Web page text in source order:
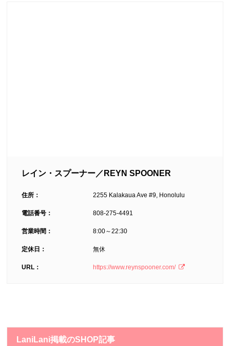
レイン・スプーナー／REYN SPOONER
住所： 2255 Kalakaua Ave #9, Honolulu
電話番号： 808-275-4491
営業時間： 8:00～22:30
定休日： 無休
URL： https://www.reynspooner.com/
LaniLani掲載のSHOP記事